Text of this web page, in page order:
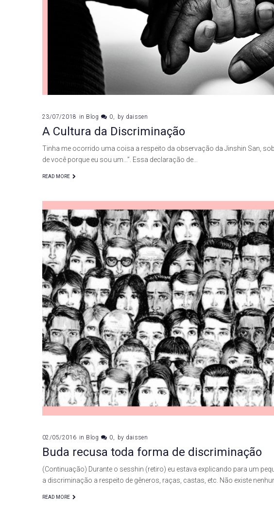
23/07/2018 in Blog 0 by daissen
A Cultura da Discriminação
Tinha me ocorrido uma coisa a respeito da observação da Jinshin San,
de você porque eu sou um…”. Essa declaração de…
READ MORE
02/05/2016 in Blog 0 by daissen
Buda recusa toda forma de discriminação
(Continuação) Durante o sesshin (retiro) eu estava explicando para um
a discriminação a respeito de gêneros, raças, castas, etc. Não existe
READ MORE